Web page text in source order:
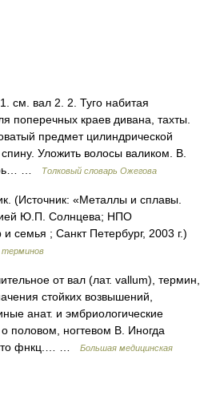
см. вал 2. 2. Туго набитая
поперечных краев дивана, тахты.
предмет цилиндрической
Уложить волосы валиком. В.
…
Толковый словарь Ожегова
(Источник: «Металлы и сплавы.
Ю.П. Солнцева; НПО
; Санкт Петербург, 2003 г.)
терминов
от вал (лат. vallum), термин,
стойких возвышений,
анат. и эмбриологические
половом, ногтевом В. Иногда
фнкц.… …
Большая медицинская